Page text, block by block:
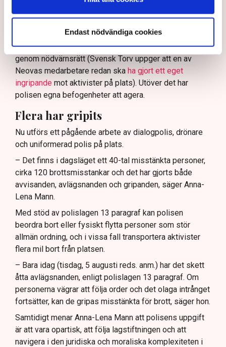
Endast nödvändiga cookies
verksamhetsutövaren, eller dennes ordningsvakter, rätt
att be personer lämna platsen och skydda sin egendom
genom nödvärnsrätt (Svensk Torv uppger att en av
Neovas medarbetare redan ska ha gjort ett eget
ingripande mot aktivister på plats). Utöver det har
polisen egna befogenheter att agera.
Flera har gripits
Nu utförs ett pågående arbete av dialogpolis, drönare
och uniformerad polis på plats.
– Det finns i dagsläget ett 40-tal misstänkta personer,
cirka 120 brottsmisstankar och det har gjorts både
avvisanden, avlägsnanden och gripanden, säger Anna-
Lena Mann.
Med stöd av polislagen 13 paragraf kan polisen
beordra bort eller fysiskt flytta personer som stör
allmän ordning, och i vissa fall transportera aktivister
flera mil bort från platsen.
– Bara idag (tisdag, 5 augusti reds. anm.) har det skett
åtta avlägsnanden, enligt polislagen 13 paragraf. Om
personerna vägrar att följa order och det olaga intrånget
fortsätter, kan de gripas misstänkta för brott, säger hon.
Samtidigt menar Anna-Lena Mann att polisens uppgift
är att vara opartisk, att följa lagstiftningen och att
navigera i den juridiska och moraliska komplexiteten i